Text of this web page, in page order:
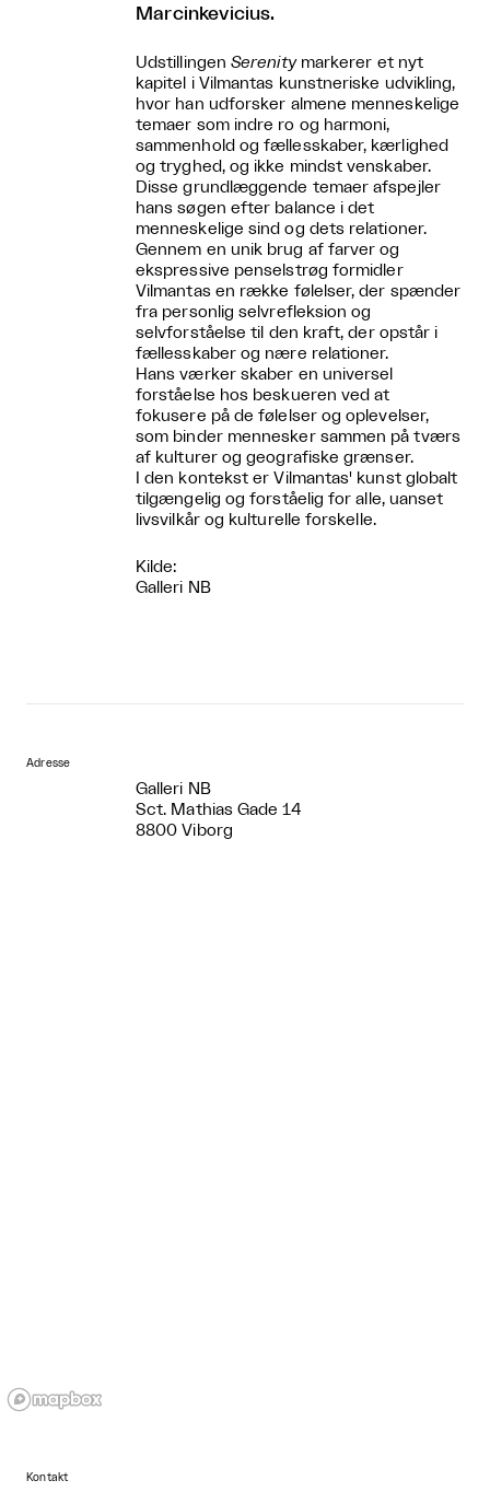
Marcinkevicius.
UdstillingenSerenitymarkerer et nyt
kapitel i Vilmantas kunstneriske udvikling,
hvor han udforsker almene menneskelige
temaer som indre ro og harmoni,
sammenhold og fællesskaber, kærlighed
og tryghed, og ikke mindst venskaber.
Disse grundlæggende temaer afspejler
hans søgen efter balance i det
menneskelige sind og dets relationer.
Gennem en unik brug af farver og
ekspressive penselstrøg formidler
Vilmantas en række følelser, der spænder
fra personlig selvrefleksion og
selvforståelse til den kraft, der opstår i
fællesskaber og nære relationer.
Hans værker skaber en universel
forståelse hos beskueren ved at
fokusere på de følelser og oplevelser,
som binder mennesker sammen på tværs
af kulturer og geografiske grænser.
I den kontekst er Vilmantas' kunst globalt
tilgængelig og forståelig for alle, uanset
livsvilkår og kulturelle forskelle.
Kilde:
Galleri NB
Adresse
Galleri NB
Sct. Mathias Gade 14
8800 Viborg
Kontakt